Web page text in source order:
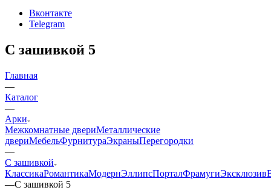
Вконтакте
Telegram
С зашивкой 5
Главная
—
Каталог
—
Арки
Межкомнатные двериМеталлические
двериМебельФурнитураЭкраныПерегородки
—
С зашивкой
КлассикаРомантикаМодернЭллипсПорталФрамугиЭксклюзив
—С зашивкой 5